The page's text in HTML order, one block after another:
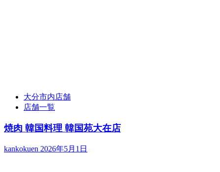
大分市内店舗
店舗一覧
焼肉 韓国料理 韓国苑大在店
kankokuen 2026年5月1日